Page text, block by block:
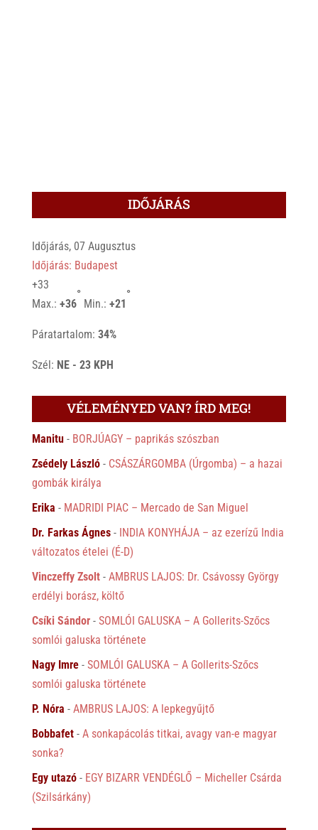
IDŐJÁRÁS
Időjárás, 07 Augusztus
Időjárás: Budapest
+33
Max.: +36
°
Min.: +21
°
Páratartalom: 34%
Szél: NE - 23 KPH
VÉLEMÉNYED VAN? ÍRD MEG!
Manitu- BORJÚAGY – paprikás szószban
Zsédely László- CSÁSZÁRGOMBA (Úrgomba) – a hazai
gombák királya
Erika - MADRIDI PIAC – Mercado de San Miguel
Dr. Farkas Ágnes- INDIA KONYHÁJA – az ezerízű India
változatos ételei (É-D)
Vinczeffy Zsolt- AMBRUS LAJOS: Dr. Csávossy György
erdélyi borász, költő
Csíki Sándor- SOMLÓI GALUSKA – A Gollerits-Szőcs
somlói galuska története
Nagy Imre- SOMLÓI GALUSKA – A Gollerits-Szőcs
somlói galuska története
P. Nóra - AMBRUS LAJOS: A lepkegyűjtő
Bobbafet- A sonkapácolás titkai, avagy van-e magyar
sonka?
Egy utazó- EGY BIZARR VENDÉGLŐ – Micheller Csárda
(Szilsárkány)